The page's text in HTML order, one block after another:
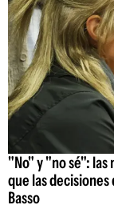
"No" y "no sé": las
que las decisiones
Basso